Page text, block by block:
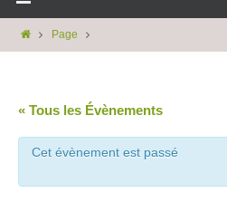
Page
« Tous les Évènements
Cet évènement est passé